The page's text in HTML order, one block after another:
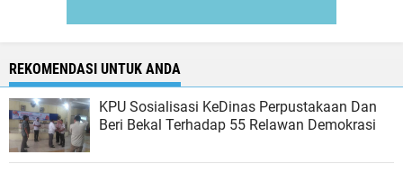
REKOMENDASI UNTUK ANDA
KPU Sosialisasi KeDinas Perpustakaan Dan
Beri Bekal Terhadap 55 Relawan Demokrasi